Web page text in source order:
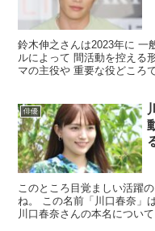
鈴木伸之さんは2023年に 一
ルによって 間活動を控える
マの主役や 重要な役どころ
俳優
このところ目覚ましい活躍
ね。 この名前「川口春奈」
川口春奈さんの本名につい